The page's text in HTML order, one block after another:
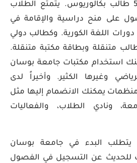
طالب ماجستير، و 587 طالب بكالوريوس. يتمتع الطلاب
على منح دراسية والإقامة في
اللغة الكورية. وكطالب دولي
متنقلة وبطاقة مكتبة متنقلة.
استخدام مكتبات جامعة بوسان
وغيرها الكثير. وأخيراً لدى
يمكنك الانضمام إليها مثل
ونادي الطلاب، والفعاليات
يتطلب البدء في جامعة بوسان
للحديث عن التسجيل في الفصول